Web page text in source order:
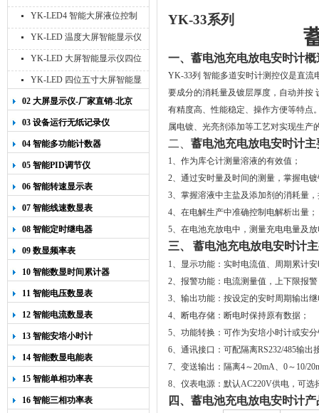
仪
YK-LED4 智能大屏液位控制
仪
YK-LED 温度大屏智能显示仪
四位十寸
YK-LED 大屏智能显示仪四位
八寸
YK-LED 四位五寸大屏智能显
示仪
02 大屏显示仪-厂家直销-北京
宇科泰吉
03 设备运行无纸记录仪
04 智能多功能计数器
05 智能PID调节仪
06 智能转速显示表
07 智能线速数显表
08 智能定时继电器
09 数显频率表
10 智能数显时间累计器
11 智能电压数显表
12 智能电流数显表
13 智能安培小时计
14 智能数显电能表
15 智能单相功率表
16 智能三相功率表
YK-33系列
一、蓄电池充电放电安时计概
YK-33列 智能多道安时计测控仪是直流
要成分的消耗量及镀层厚度，自动并按
有精度高、性能稳定、操作方便等特点
属电镀、光亮剂添加等工艺对实现生产
二、 蓄电池充电放电安时计主
1、作为库仑计测量溶液的有效值；
2、通过安时量及时间的测量，掌握电
3、掌握溶液中主盐及添加剂的消耗量
4、在电解生产中准确控制电解析出量；
5、在电池充放电中，测量充电电量及
三、 蓄电池充电放电安时计
1、显示功能：实时电流值、周期累计
2、报警功能：电流测量值，上下限报警
3、输出功能：按设定的安时周期输出
4、断电存储：断电时保持原有数据；
5、功能转换：可作为安培小时计或安
6、通讯接口：可配隔离RS232/485输出
7、变送输出：隔离4～20mA、 0～ 10/
8、仪表电源：默认AC220V供电，可选
四、蓄电池充电放电安时计